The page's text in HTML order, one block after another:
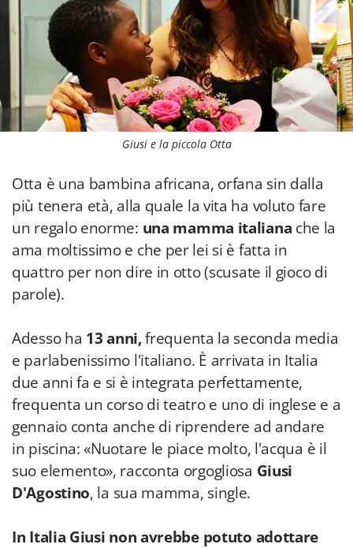
Giusi e la piccola Otta
Otta è una bambina africana, orfana sin dalla
più tenera età, alla quale la vita ha voluto fare
un regalo enorme: una mamma italiana che la
ama moltissimo e che per lei si è fatta in
quattro per non dire in otto (scusate il gioco di
parole).
Adesso ha 13 anni,frequenta la seconda media
e parlabenissimo l'italiano. È arrivata in Italia
due anni fa e si è integrata perfettamente,
frequenta un corso di teatro e uno di inglese e a
gennaio conta anche di riprendere ad andare
in piscina: «Nuotare le piace molto, l'acqua è il
suo elemento», racconta orgogliosa Giusi
D'Agostino, la sua mamma, single.
In Italia Giusi non avrebbe potuto adottare